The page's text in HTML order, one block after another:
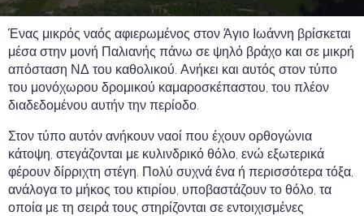
Ένας μικρός ναός αφιερωμένος στον Άγιο Ιωάννη βρίσκεται
μέσα στην μονή Παλιανής πάνω σε ψηλό βράχο και σε μικρή
απόσταση ΝΔ του καθολικού. Ανήκει και αυτός στον τύπο
του μονόχωρου δρομικού καμαροσκέπαστου, του πλέον
διαδεδομένου αυτήν την περίοδο.
Στον τύπο αυτόν ανήκουν ναοί που έχουν ορθογώνια
κάτοψη, στεγάζονται με κυλινδρικό θόλο, ενώ εξωτερικά
φέρουν δίρριχτη στέγη. Πολύ συχνά ένα ή περισσότερα τόξα,
ανάλογα το μήκος του κτιρίου, υποβαστάζουν το θόλο, τα
οποία με τη σειρά τους στηρίζονται σε εντοιχισμένες